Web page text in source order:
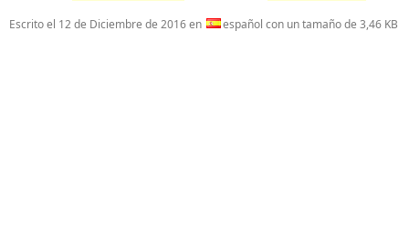
Escrito el 12 de Diciembre de 2016en español con un tamaño de 3,46 KB